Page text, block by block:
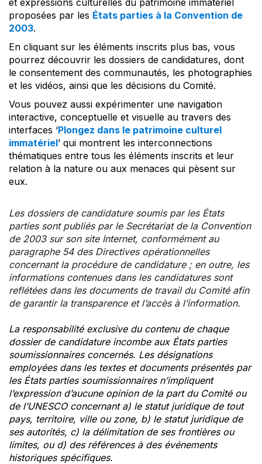
proposées par les États parties à la Convention de
2003.
En cliquant sur les éléments inscrits plus bas, vous
pourrez découvrir les dossiers de candidatures, dont
le consentement des communautés, les photographies
et les vidéos, ainsi que les décisions du Comité.
Vous pouvez aussi expérimenter une navigation
interactive, conceptuelle et visuelle au travers des
interfaces ‘Plongez dans le patrimoine culturel
immatériel’ qui montrent les interconnections
thématiques entre tous les éléments inscrits et leur
relation à la nature ou aux menaces qui pèsent sur
eux.
Les dossiers de candidature soumis par les États
parties sont publiés par le Secrétariat de la Convention
de 2003 sur son site Internet, conformément au
paragraphe 54 des Directives opérationnelles
concernant la procédure de candidature ; en outre, les
informations contenues dans les candidatures sont
reflétées dans les documents de travail du Comité afin
de garantir la transparence et l’accès à l’information.
La responsabilité exclusive du contenu de chaque
dossier de candidature incombe aux États parties
soumissionnaires concernés. Les désignations
employées dans les textes et documents présentés par
les États parties soumissionnaires n’impliquent
l’expression d’aucune opinion de la part du Comité ou
de l’UNESCO concernant a) le statut juridique de tout
pays, territoire, ville ou zone, b) le statut juridique de
ses autorités, c) la délimitation de ses frontières ou
limites, ou d) des références à des événements
historiques spécifiques.